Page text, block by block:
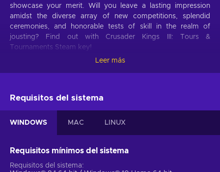
showcase your merit. Will you leave a lasting impression
amidst the diverse array of new competitions, splendid
ceremonies, and honorable tests of skill in the realm of
jousting? Find out with Crusader Kings III: Tours &
Tournaments Steam key!
Crusader Kings III: Tours & Tournaments DLC unveils an
adventures, and be captivated by revitalizing narratives. See
what awaits thee:
customize your Route, and embark on a captivating
Leer más
Requisitos del sistema
WINDOWS MAC LINUX
Requisitos mínimos del sistema
Requisitos del sistema